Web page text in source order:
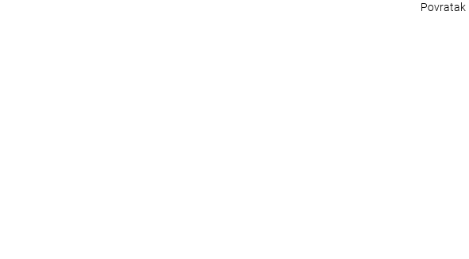
Povratak